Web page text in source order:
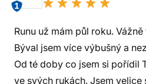
1
Runu už mám půl roku.
Býval jsem více výbušný a
Od té doby co jsem si pořídil
ve svých rukách. Jsem velice